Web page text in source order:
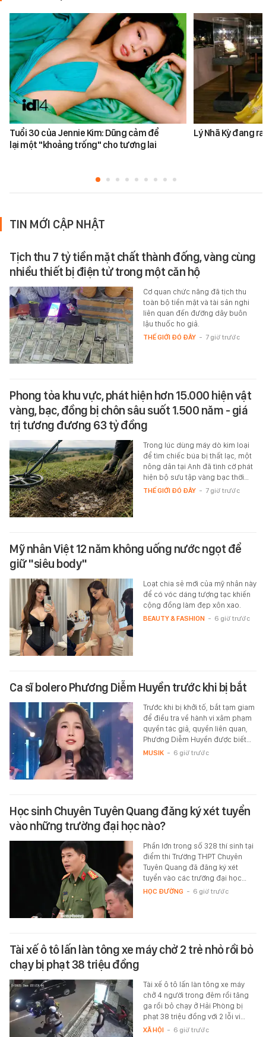
Tuổi 30 của Jennie Kim: Dũng cảm để
lại một "khoảng trống" cho tương lai
Lý Nhã Kỳ đang
TIN MỚI CẬP NHẬT
Tịch thu 7 tỷ tiền mặt chất thành đống, vàng cùng
nhiều thiết bị điện tử trong một căn hộ
Cơ quan chức năng đã tịch thu
toàn bộ tiền mặt và tài sản nghi
liên quan đến đường dây buôn
lậu thuốc ho giả.
THẾ GIỚI ĐÓ ĐÂY - 7 giờ trước
Phong tỏa khu vực, phát hiện hơn 15.000 hiện vật
vàng, bạc, đồng bị chôn sâu suốt 1.500 năm - giá
trị tương đương 63 tỷ đồng
Trong lúc dùng máy dò kim loại
để tìm chiếc búa bị thất lạc, một
nông dân tại Anh đã tình cờ phát
hiện bộ sưu tập vàng bạc thời…
THẾ GIỚI ĐÓ ĐÂY - 7 giờ trước
Mỹ nhân Việt 12 năm không uống nước ngọt để
giữ "siêu body"
Loạt chia sẻ mới của mỹ nhân này
để có vóc dáng tượng tạc khiến
cộng đồng làm đẹp xôn xao.
BEAUTY & FASHION - 6 giờ trước
Ca sĩ bolero Phương Diễm Huyền trước khi bị bắt
Trước khi bị khởi tố, bắt tạm giam
để điều tra về hành vi xâm phạm
quyền tác giả, quyền liên quan,
Phương Diễm Huyền được biết…
MUSIK - 6 giờ trước
Học sinh Chuyên Tuyên Quang đăng ký xét tuyển
vào những trường đại học nào?
Phần lớn trong số 328 thí sinh tại
điểm thi Trường THPT Chuyên
Tuyên Quang đã đăng ký xét
tuyển vào các trường đại học…
HỌC ĐƯỜNG - 6 giờ trước
Tài xế ô tô lấn làn tông xe máy chở 2 trẻ nhỏ rồi bỏ
chạy bị phạt 38 triệu đồng
Tài xế ô tô lấn làn tông xe máy
chở 4 người trong đêm rồi tăng
ga rồi bỏ chạy ở Hải Phòng bị
phạt 38 triệu đồng với 2 lỗi vi…
XÃ HỘI - 6 giờ trước